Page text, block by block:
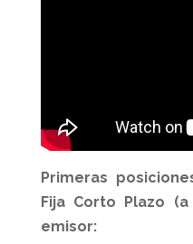
Primeras
Fija Corto Plazo
emisor: